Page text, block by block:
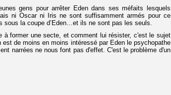
gens pour arrêter Eden dans ses méfaits lesquels
ni Oscar ni Iris ne sont suffisamment armés pour ce
sous la coupe d’Eden…et ils ne sont pas les seuls.
à former une secte, et comment lui résister, c'est le sujet
de moins en moins intéressé par Eden le psychopathe
narrées ne nous font pas d'effet. C'est le problème d'un